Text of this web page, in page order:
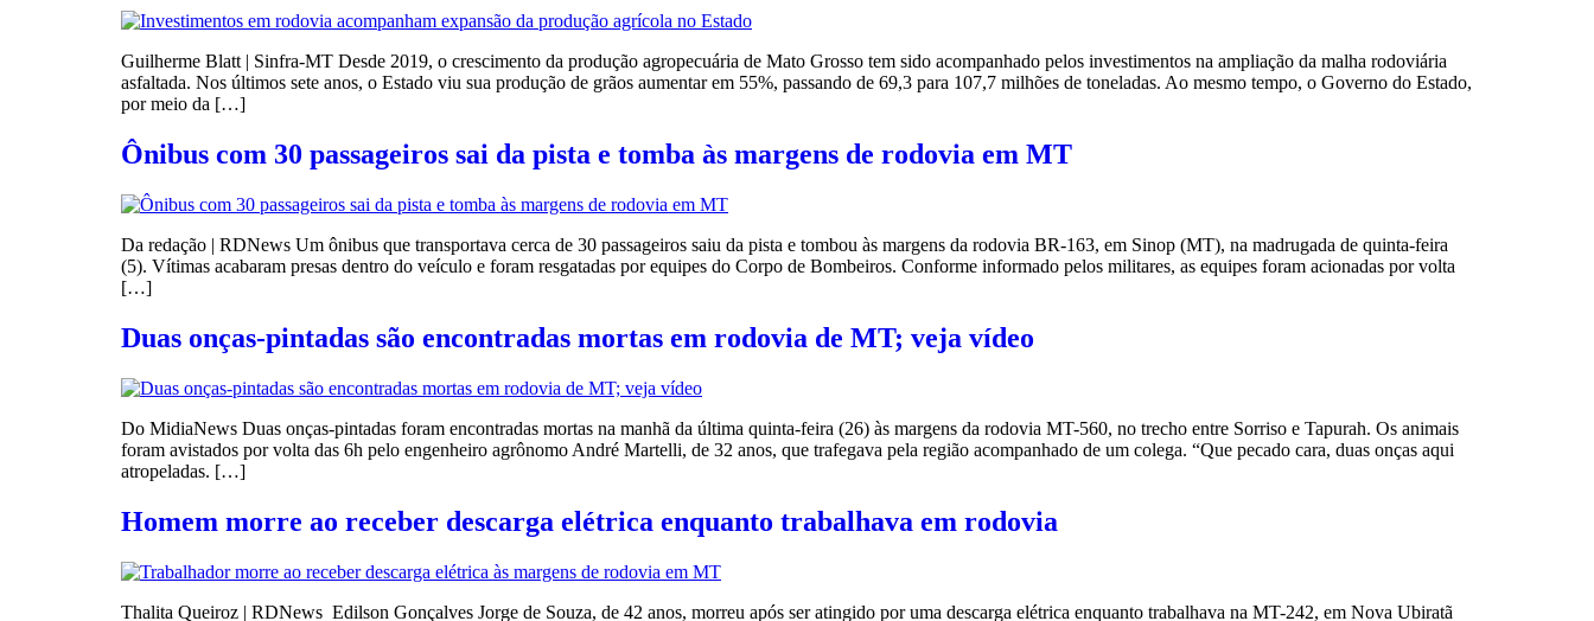
Guilherme Blatt | Sinfra-MT Desde 2019, o crescimento da produção agropecuária de Mato Grosso tem sido acompanhado pelos investimentos na ampliação da malha rodoviária
asfaltada. Nos últimos sete anos, o Estado viu sua produção de grãos aumentar em 55%, passando de 69,3 para 107,7 milhões de toneladas. Ao mesmo tempo, o Governo do Estado,
por meio da […]
Ônibus com 30 passageiros sai da pista e tomba às margens de rodovia em MT
Da redação | RDNews Um ônibus que transportava cerca de 30 passageiros saiu da pista e tombou às margens da rodovia BR-163, em Sinop (MT), na madrugada de quinta-feira
(5). Vítimas acabaram presas dentro do veículo e foram resgatadas por equipes do Corpo de Bombeiros. Conforme informado pelos militares, as equipes foram acionadas por volta
[…]
Duas onças-pintadas são encontradas mortas em rodovia de MT; veja vídeo
Do MidiaNews Duas onças-pintadas foram encontradas mortas na manhã da última quinta-feira (26) às margens da rodovia MT-560, no trecho entre Sorriso e Tapurah. Os animais
foram avistados por volta das 6h pelo engenheiro agrônomo André Martelli, de 32 anos, que trafegava pela região acompanhado de um colega. “Que pecado cara, duas onças aqui
atropeladas. […]
Homem morre ao receber descarga elétrica enquanto trabalhava em rodovia
Thalita Queiroz | RDNews Edilson Gonçalves Jorge de Souza, de 42 anos, morreu após ser atingido por uma descarga elétrica enquanto trabalhava na MT-242, em Nova Ubiratã